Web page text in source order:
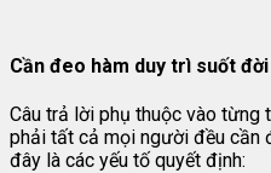
Cần đeo hàm duy trì suốt
Câu trả lời phụ thuộc vào từng
phải tất cả mọi người đều cần
đây là các yếu tố quyết định: